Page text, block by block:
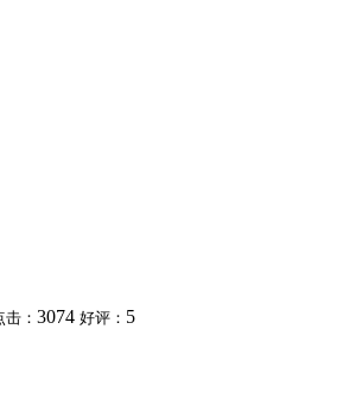
击： 3074 好评： 5